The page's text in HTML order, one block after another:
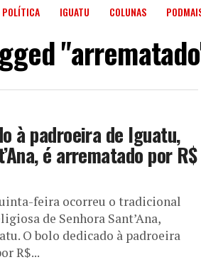
POLÍTICA IGUATU COLUNAS
à padroeira de Iguatu,
é arrematado por R$
feira ocorreu o tradicional
de Senhora Sant’Ana,
O bolo dedicado à padroeira
R$...